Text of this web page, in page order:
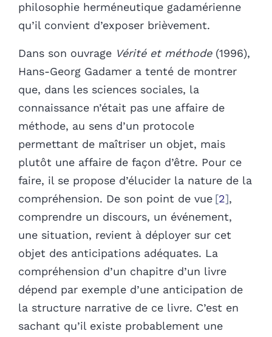
philosophie herméneutique gadamérienne
qu’il convient d’exposer brièvement.
Dans son ouvrage Vérité et méthode (1996),
Hans-Georg Gadamer a tenté de montrer
que, dans les sciences sociales, la
connaissance n’était pas une affaire de
méthode, au sens d’un protocole
permettant de maîtriser un objet, mais
plutôt une affaire de façon d’être. Pour ce
faire, il se propose d’élucider la nature de la
compréhension. De son point de vue 2 ,
comprendre un discours, un événement,
une situation, revient à déployer sur cet
objet des anticipations adéquates. La
compréhension d’un chapitre d’un livre
dépend par exemple d’une anticipation de
la structure narrative de ce livre. C’est en
sachant qu’il existe probablement une